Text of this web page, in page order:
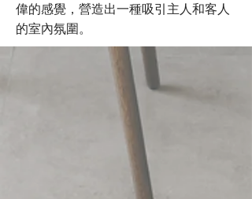
偉的感覺，營造出一種吸引主人和客人
的室內氛圍。